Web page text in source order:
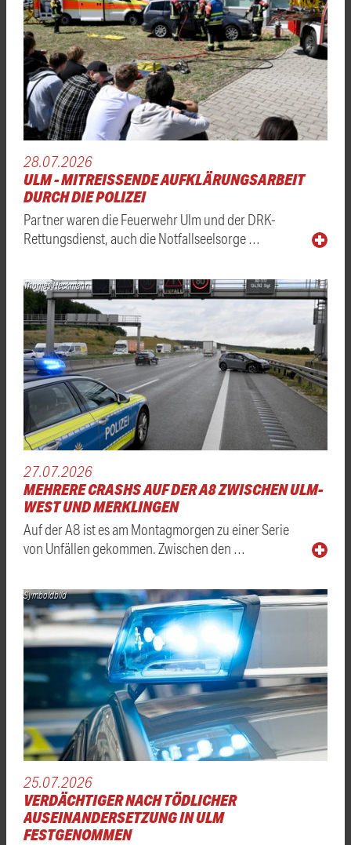
28.07.2026
ULM - MITREISSENDE AUFKLÄRUNGSARBEIT D
URCH DIE POLIZEI
Partner waren die Feuerwehr Ulm und der DRK-
Rettungsdienst, auch die Notfallseelsorge …
Thomas Heckmann
27.07.2026
MEHRERE CRASHS AUF DER A8 ZWISCHEN ULM-
WEST UND MERKLINGEN
Auf der A8 ist es am Montagmorgen zu einer Serie
von Unfällen gekommen. Zwischen den …
Symboldbild
25.07.2026
VERDÄCHTIGER NACH TÖDLICHER
AUSEINANDERSETZUNG IN ULM
FESTGENOMMEN